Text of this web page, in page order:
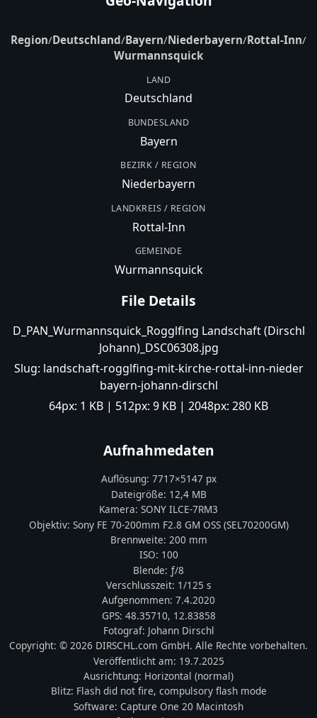
Region/Deutschland/Bayern/Niederbayern/Rottal-Inn/
Wurmannsquick
LAND
Deutschland
BUNDESLAND
Bayern
BEZIRK / REGION
Niederbayern
LANDKREIS / REGION
Rottal-Inn
GEMEINDE
Wurmannsquick
File Details
D_PAN_Wurmannsquick_Rogglfing Landschaft (Dirschl
Johann)_DSC06308.jpg
Slug: landschaft-rogglfing-mit-kirche-rottal-inn-nieder
bayern-johann-dirschl
64px: 1 KB | 512px: 9 KB | 2048px: 280 KB
Aufnahmedaten
Auflösung: 7717×5147 px
Dateigröße: 12,4 MB
Kamera: SONY ILCE-7RM3
Objektiv: Sony FE 70-200mm F2.8 GM OSS (SEL70200GM)
Brennweite: 200 mm
ISO: 100
Blende: ƒ/8
Verschlusszeit: 1/125 s
Aufgenommen: 7.4.2020
GPS: 48.35710, 12.83858
Fotograf: Johann Dirschl
Copyright: © 2026 DIRSCHL.com GmbH. Alle Rechte vorbehalten.
Veröffentlicht am: 19.7.2025
Ausrichtung: Horizontal (normal)
Blitz: Flash did not fire, compulsory flash mode
Software: Capture One 20 Macintosh